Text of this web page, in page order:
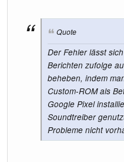
Quote
Der Fehler lässt
Berichten zufolge
beheben, indem
Custom-ROM als
Google Pixel
Soundtreiber
Probleme nicht